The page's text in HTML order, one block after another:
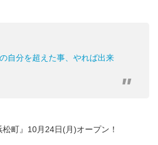
自分を超えた事、やれば出来
松町』10月24日(月)オープン！